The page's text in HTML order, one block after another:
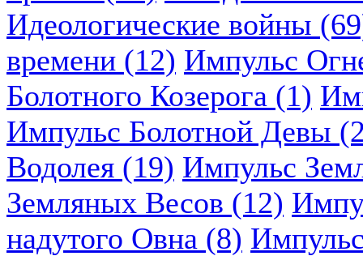
Идеологические войны
времени (12) Импульс
Болотного Козерога (1)
Импульс Болотной Девы
Водолея (19) Импульс
Земляных Весов (12)
надутого Овна (8)